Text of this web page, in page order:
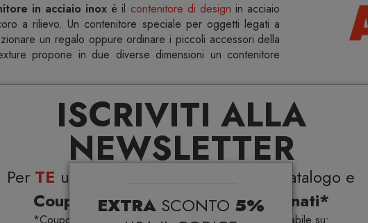
ISCRIVITI ALLA
NEWSLETTER
Per TE uno
su tutto il catalogo e
Coupon esclusivi su brand selezionati*
*Coupon non cumulabile con altre promo e non applicabile su:
EXTRA SCONTO 5%
in acciaio inox è il contenitore di design in acciaio
a rilievo. Un contenitore speciale per oggetti legati a
un regalo oppure ordinare i piccoli accessori della
propone in due diverse dimensioni un contenitore
Specifiche